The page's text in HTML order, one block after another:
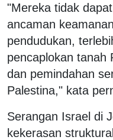
"Mereka tidak
ancaman
pendudukan,
pencaplokan tanah
dan pemindahan
Palestina," kata
Serangan Israel di
kekerasan